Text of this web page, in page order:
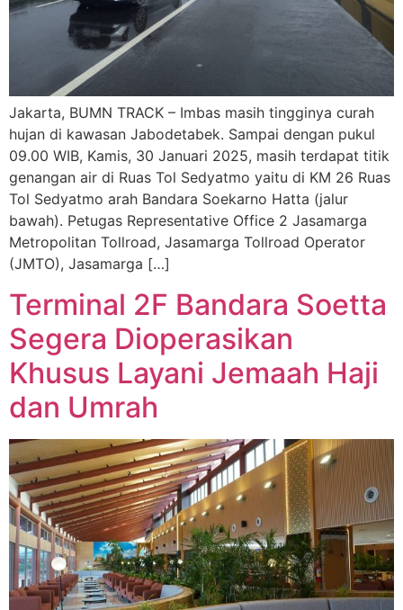
Jakarta, BUMN TRACK – Imbas masih tingginya curah
hujan di kawasan Jabodetabek. Sampai dengan pukul
09.00 WIB, Kamis, 30 Januari 2025, masih terdapat titik
genangan air di Ruas Tol Sedyatmo yaitu di KM 26 Ruas
Tol Sedyatmo arah Bandara Soekarno Hatta (jalur
bawah). Petugas Representative Office 2 Jasamarga
Metropolitan Tollroad, Jasamarga Tollroad Operator
(JMTO), Jasamarga […]
Terminal 2F Bandara Soetta
Segera Dioperasikan
Khusus Layani Jemaah Haji
dan Umrah